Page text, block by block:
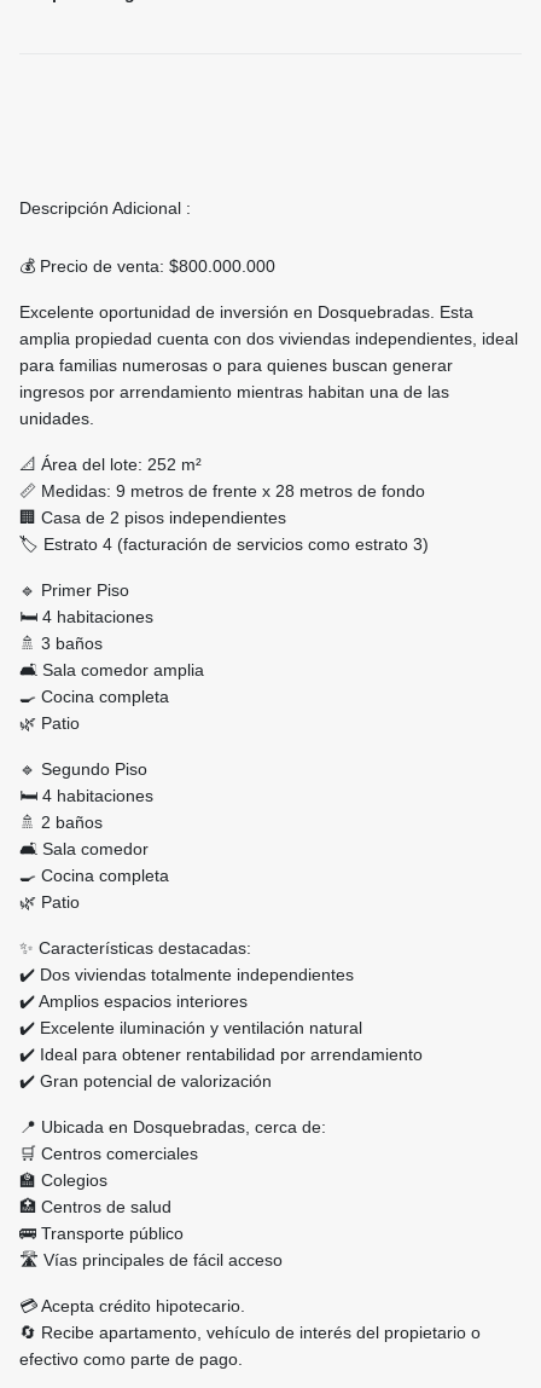
Descripción Adicional :
💰 Precio de venta: $800.000.000
Excelente oportunidad de inversión en Dosquebradas. Esta
amplia propiedad cuenta con dos viviendas independientes, ideal
para familias numerosas o para quienes buscan generar
ingresos por arrendamiento mientras habitan una de las
unidades.
📐 Área del lote: 252 m²
📏 Medidas: 9 metros de frente x 28 metros de fondo
🏢 Casa de 2 pisos independientes
🏷️ Estrato 4 (facturación de servicios como estrato 3)
🔹 Primer Piso
🛏️ 4 habitaciones
🚿 3 baños
🛋️ Sala comedor amplia
🍳 Cocina completa
🌿 Patio
🔹 Segundo Piso
🛏️ 4 habitaciones
🚿 2 baños
🛋️ Sala comedor
🍳 Cocina completa
🌿 Patio
✨ Características destacadas:
✔️ Dos viviendas totalmente independientes
✔️ Amplios espacios interiores
✔️ Excelente iluminación y ventilación natural
✔️ Ideal para obtener rentabilidad por arrendamiento
✔️ Gran potencial de valorización
📍 Ubicada en Dosquebradas, cerca de:
🛒 Centros comerciales
🏫 Colegios
🏥 Centros de salud
🚌 Transporte público
🛣️ Vías principales de fácil acceso
💳 Acepta crédito hipotecario.
🔄 Recibe apartamento, vehículo de interés del propietario o
efectivo como parte de pago.